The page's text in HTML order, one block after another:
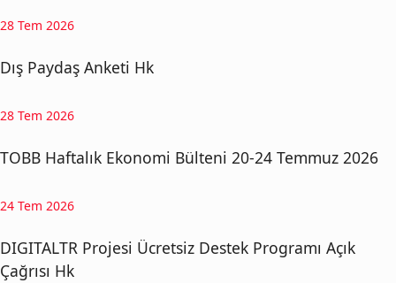
28 Tem 2026
Dış Paydaş Anketi Hk
28 Tem 2026
TOBB Haftalık Ekonomi Bülteni 20-24 Temmuz 2026
24 Tem 2026
DIGITALTR Projesi Ücretsiz Destek Programı Açık
Çağrısı Hk